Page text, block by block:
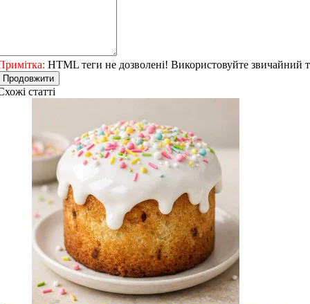
HTML теги не дозволені! Використовуйте звичайний
Продовжити
статті